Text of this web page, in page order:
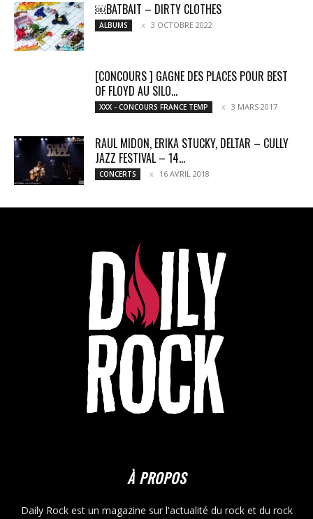
￼BATBAIT – DIRTY CLOTHES
ALBUMS 3 OCTOBRE 2022
[CONCOURS ] GAGNE DES PLACES POUR BEST
OF FLOYD AU SILO...
XXX - CONCOURS FRANCE TEMP 3 MARS 2017
RAUL MIDON, ERIKA STUCKY, DELTAR – CULLY
JAZZ FESTIVAL – 14...
CONCERTS 16 AVRIL 2018
À PROPOS
Daily Rock est un magazine sur l'actualité du rock et du rock